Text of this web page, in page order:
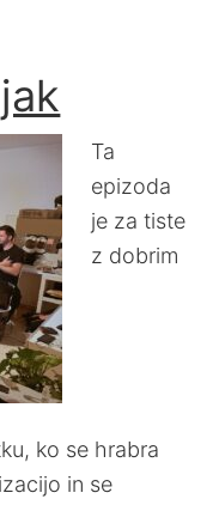
Ta
epizoda
je za tiste
z dobrim
ko se hrabra
in se